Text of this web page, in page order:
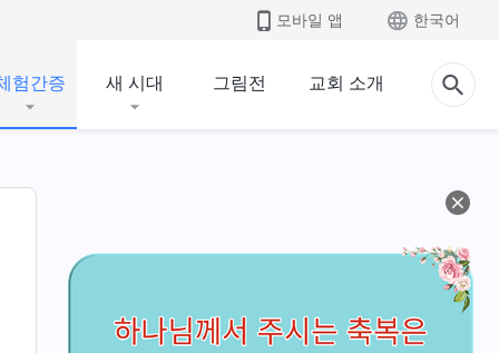
모바일 앱 한국어
험간증 새 시대 그림전 교회 소개